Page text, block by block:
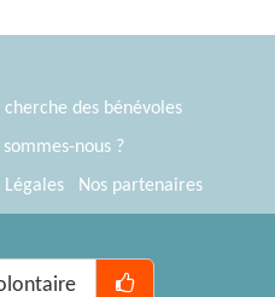
cherche des bénévoles
nous ?
Nos partenaires
2026
Webkast